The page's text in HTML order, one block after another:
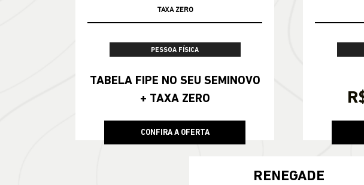
PESSOA FÍSICA
TABELA FIPE NO SEU SEMINOVO
+ TAXA ZERO
CONFIRA A OFERTA
RENEGADE